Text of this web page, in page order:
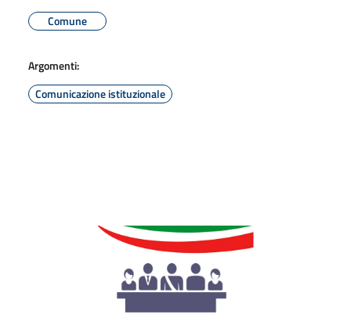
Comune
Argomenti:
Comunicazione istituzionale